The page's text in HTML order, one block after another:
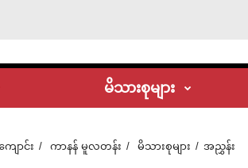
မိသားစုများ
ျောင်း ကာနန် မူလတန်း မိသားစုများ အညွှန်း